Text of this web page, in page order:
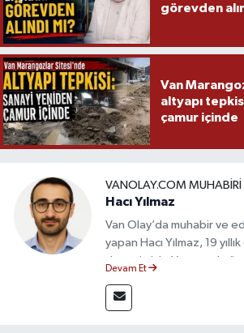
görevden
Van
altyapı
çamur içinde
VANOLAY.COM MUHABIRI
Hacı Yılmaz
Van Olay’da muhabir ve
yapan Hacı Yılmaz, 19
deneyimiyle Van yerel
takip etmektedir.
Yılmaz, tarafsızlık,
Devam Et